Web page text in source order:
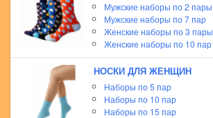
Мужские наборы по 2 пары
Мужские наборы по 7 пар
Женские наборы по 3 пары
Женские наборы по 10 пар
НОСКИ ДЛЯ ЖЕНЩИН
Наборы по 5 пар
Наборы по 10 пар
Наборы по 15 пар